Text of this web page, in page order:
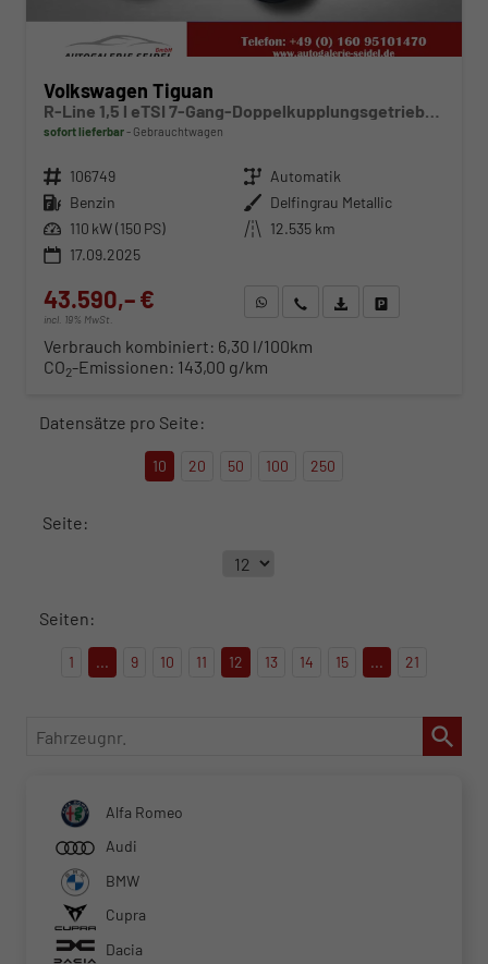
Volkswagen Tiguan
sofort lieferbar Gebrauchtwagen
Fahrzeugnr. 106749 Getriebe Automatik
Kraftstoff Benzin Außenfarbe Delfingrau Metallic
Leistung 110 kW (150 PS) Kilometerstand 12.535 km
17.09.2025
43.590,– €
incl. 19% MwSt.
WhatsApp anfragen
Wir rufen Sie anFahrzeugexposé (PDF)
Verbrauch kombiniert: 6,30 l/100km
CO2-Emissionen: 143,00 g/km
Datensätze pro Seite:
10 20 50 100 250
Seite:
Seiten:
1 ... 9 10 11 12 13 14 15 ... 21
Fahrzeugnr.
Alfa Romeo
Audi
BMW
Cupra
Dacia